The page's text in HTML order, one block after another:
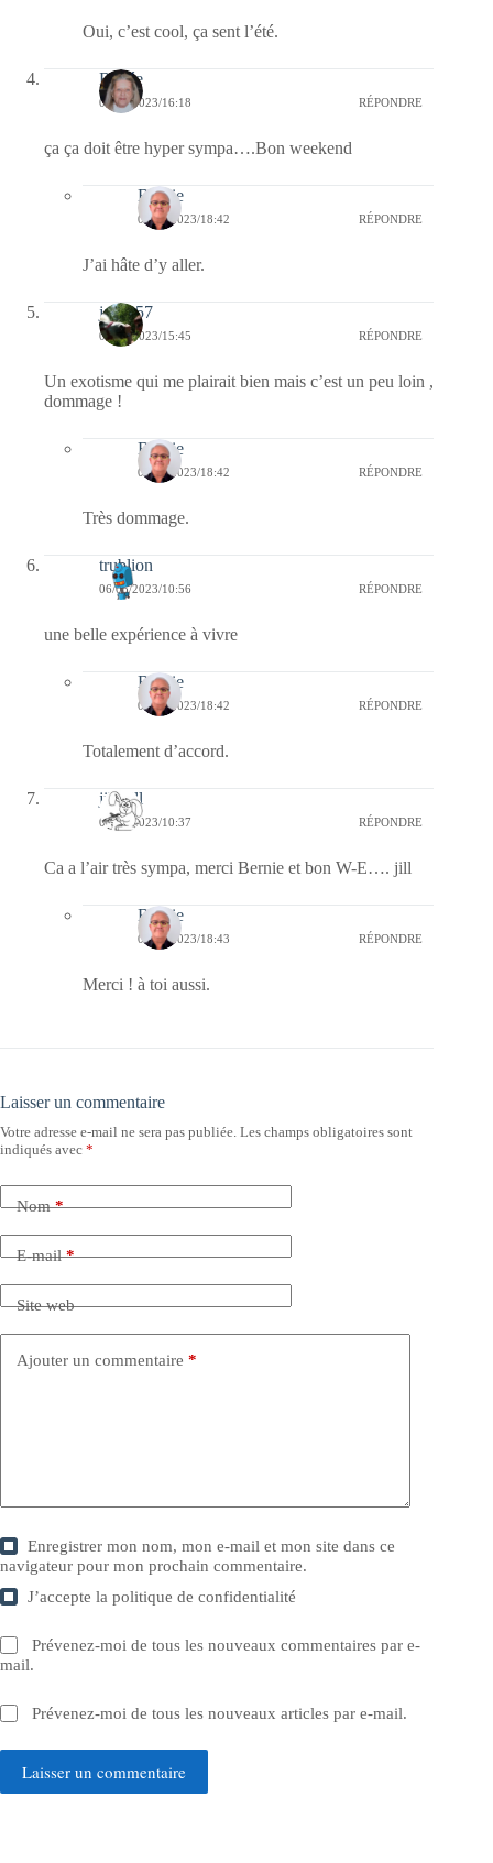
Oui, c’est cool, ça sent l’été.
Renée
06/05/2023/16:18 RÉPONDRE
ça ça doit être hyper sympa….Bon weekend
Bernie
06/05/2023/18:42 RÉPONDRE
J’ai hâte d’y aller.
jazzy57
06/05/2023/15:45 RÉPONDRE
Un exotisme qui me plairait bien mais c’est un peu loin ,
dommage !
Bernie
06/05/2023/18:42 RÉPONDRE
Très dommage.
trublion
06/05/2023/10:56 RÉPONDRE
une belle expérience à vivre
Bernie
06/05/2023/18:42 RÉPONDRE
Totalement d’accord.
jill bill
06/05/2023/10:37 RÉPONDRE
Ca a l’air très sympa, merci Bernie et bon W-E…. jill
Bernie
06/05/2023/18:43 RÉPONDRE
Merci ! à toi aussi.
Laisser un commentaire
Votre adresse e-mail ne sera pas publiée. Les champs obligatoires sont
indiqués avec *
Nom*
E-mail*
Site web
Ajouter un commentaire *
Enregistrer mon nom, mon e-mail et mon site dans ce
navigateur pour mon prochain commentaire.
J’accepte lapolitique de confidentialité
Prévenez-moi de tous les nouveaux commentaires par e-
mail.
Prévenez-moi de tous les nouveaux articles par e-mail.
Laisser un commentaire